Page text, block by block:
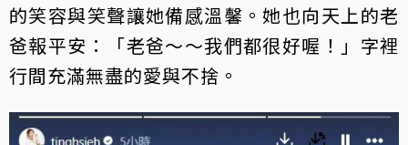
的笑容與笑聲讓她備感溫馨。她也向天上的老
爸報平安：「老爸～～我們都很好喔！」字裡
行間充滿無盡的愛與不捨。